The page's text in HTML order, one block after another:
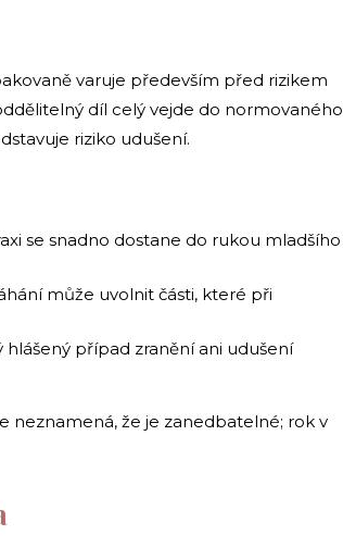
varuje především před rizikem
díl celý vejde do normovaného
riziko udušení.
se snadno dostane do rukou mladšího
může uvolnit části, které při
případ zranění ani udušení
neznamená, že je zanedbatelné; rok v